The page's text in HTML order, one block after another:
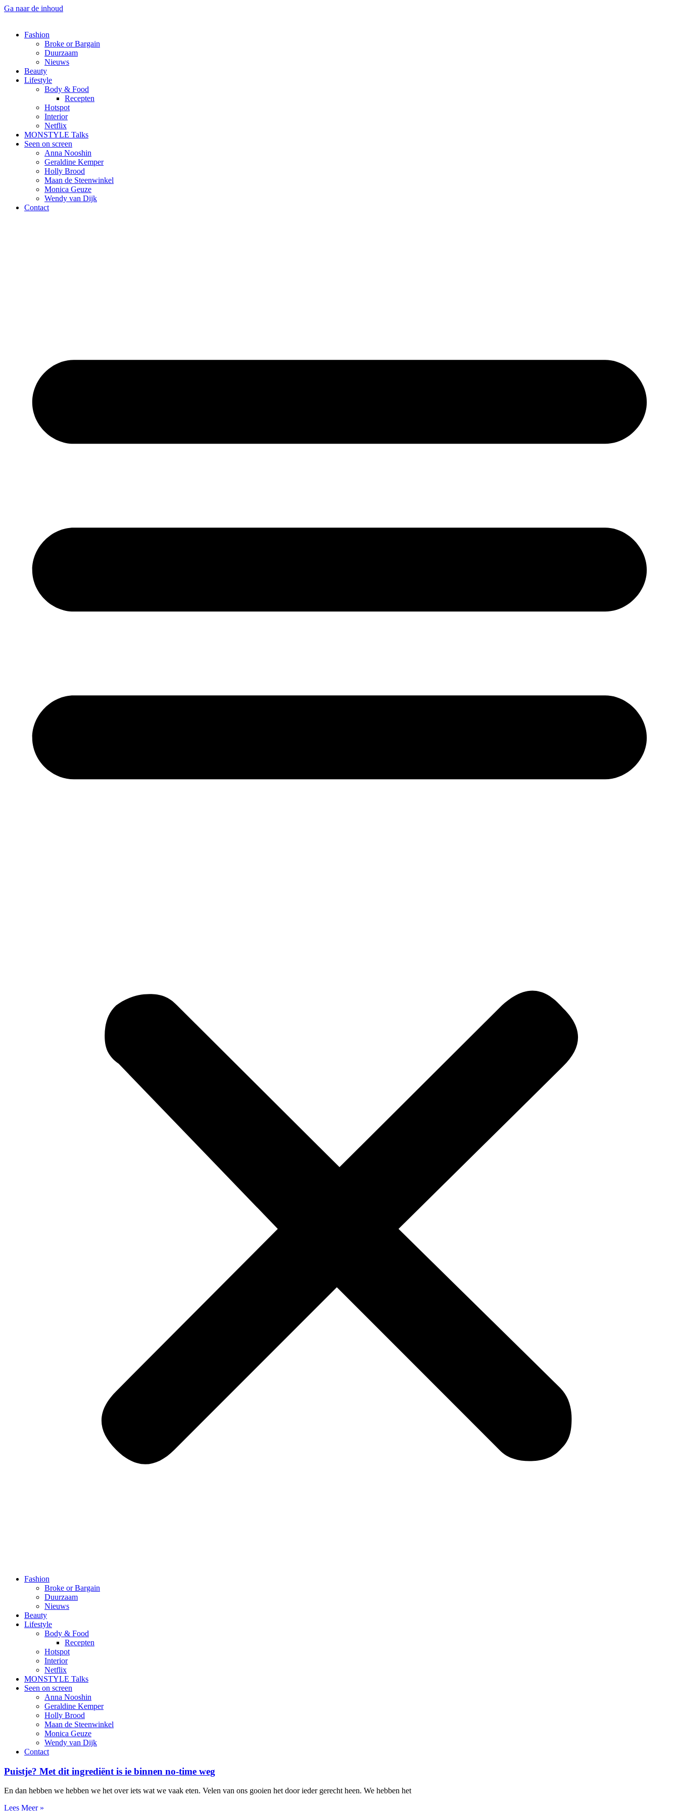
Ga naar de inhoud
Fashion
Broke or Bargain
Duurzaam
Nieuws
Beauty
Lifestyle
Body & Food
Recepten
Hotspot
Interior
Netflix
MONSTYLE Talks
Seen on screen
Anna Nooshin
Geraldine Kemper
Holly Brood
Maan de Steenwinkel
Monica Geuze
Wendy van Dijk
Contact
Fashion
Broke or Bargain
Duurzaam
Nieuws
Beauty
Lifestyle
Body & Food
Recepten
Hotspot
Interior
Netflix
MONSTYLE Talks
Seen on screen
Anna Nooshin
Geraldine Kemper
Holly Brood
Maan de Steenwinkel
Monica Geuze
Wendy van Dijk
Contact
Puistje? Met dit ingrediënt is ie binnen no-time weg
En dan hebben we hebben we het over iets wat we vaak eten. Velen van ons gooien het door ieder gerecht heen. We hebben het
Lees Meer »